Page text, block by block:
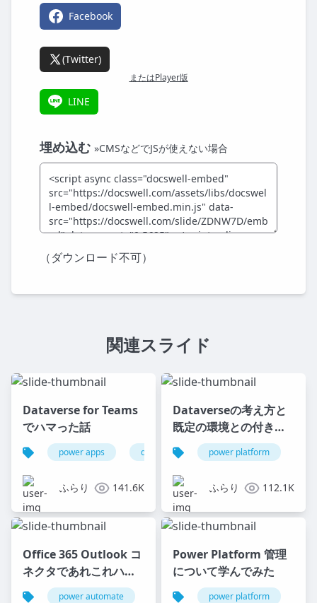
Facebook
(Twitter)
またはPlayer版
LINE
埋め込む »CMSなどでJSが使えない場合
（ダウンロード不可）
関連スライド
Dataverse for Teams
でハマった話
power apps dataverse for teams power platform
ふらり 141.6K
Dataverseの考え方と
既定の環境との付き合
い方
power platform
ふらり 112.1K
Office 365 Outlook コ
ネクタであれこれハマ
った話
power automate exchange online power
Power Platform 管理
について学んでみた
power platform